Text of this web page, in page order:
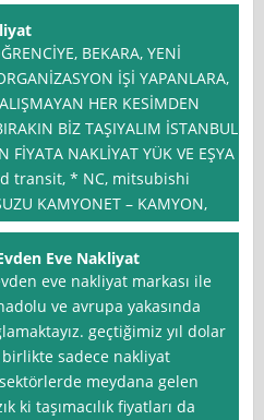
BEKARA, YENİ
İŞİ YAPANLARA,
HER KESİMDEN
BİZ TAŞIYALIM İSTANBUL
FİYATA NAKLİYAT YÜK VE EŞYA
transit, * NC, mitsubishi
KAMYONET – KAMYON,
Eve Nakliyat
eve nakliyat markası ile
ve avrupa yakasında
geçtiğimiz yıl dolar
sadece nakliyat
meydana gelen
ki taşımacılık fiyatları da